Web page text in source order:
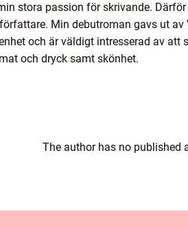
stora passion för skrivande.
Min debutroman gavs ut
och är väldigt intresserad av
och dryck samt skönhet.
The author has no published